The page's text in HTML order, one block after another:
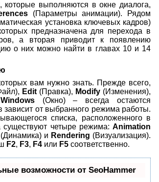
которые выполняются в окне диалога,
(Параметры анимации). Рядом
установка ключевых кадров)
предназначена для перехода в
а вторая приводит к появлению
о них можно найти в главах 10 и 14
вам нужно знать. Прежде всего,
Edit(Правка), Modify(Изменения),
Windows(Окно) – всегда остаются
зависит от выбранного режима работы.
списка, расположенного в
существуют четыре режима: Animation
(Динамика) и Rendering (Визуализация).
F2, F3, F4 или F5 соответственно.
возможности от SeoHammer